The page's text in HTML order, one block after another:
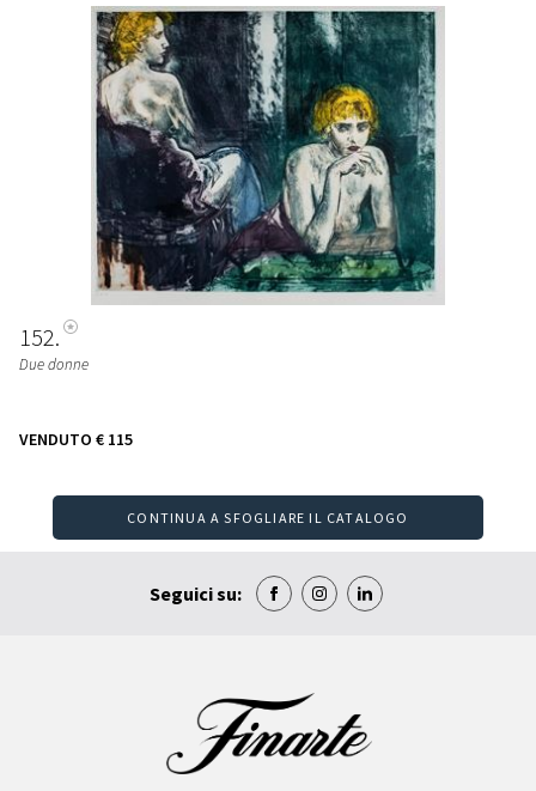
152
Due donne
VENDUTO € 115
CONTINUA A SFOGLIARE IL CATALOGO
Seguici su: